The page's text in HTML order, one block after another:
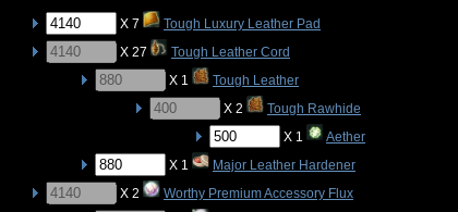
X 7
Tough Luxury Leather Pad
X 27
Tough Leather Cord
X 1
Tough Leather
X 2
Tough Rawhide
X 1
Aether
X 1
Major Leather Hardener
X 2
Worthy Premium Accessory Flux